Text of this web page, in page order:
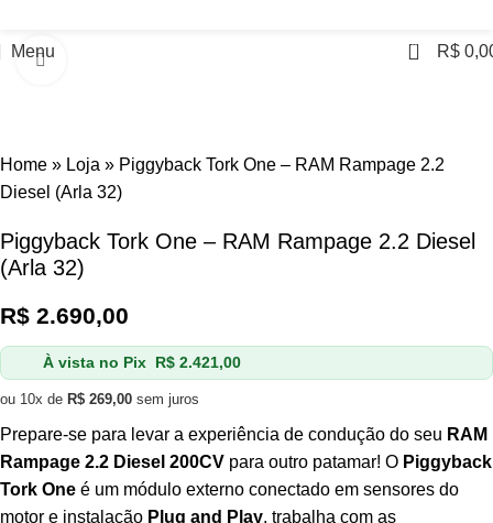
Menu 0 R$
Home » Loja » Piggyback Tork One – RAM Rampage 2.2
Diesel (Arla 32)
Piggyback Tork One – RAM Rampage 2.2 Diesel
(Arla 32)
R$ 2.690,00
À vista no Pix R$2.421,00
ou 10x de R$ 269,00 sem juros
Prepare-se para levar a experiência de condução do seu RAM
Rampage 2.2 Diesel 200CV para outro patamar! O Piggyback
Tork One é um módulo externo conectado em sensores do
motor e instalação Plug and Play, trabalha com as